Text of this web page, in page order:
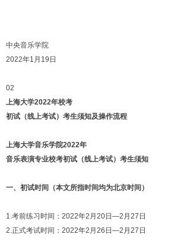
中央音乐学院
2022年1月19日
02
上海大学2022年校考
初试（线上考试）考生须知及操作流程
上海大学音乐学院2022年
音乐表演专业校考初试（线上考试）考生须知
一、初试时间（本文所指时间均为北京时间）
1.考前练习时间：2022年2月20日—2月27日
2.正式考试时间：2022年2月26日—2月27日